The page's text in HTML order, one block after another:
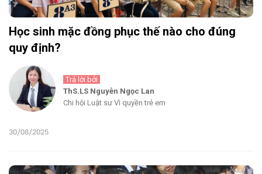
Học sinh mặc đồng phục thế nào cho đúng
quy định?
Trả lời bởi
ThS.LS Nguyễn Ngọc Lan
Chi hội Luật sư Vì quyền trẻ em
30/08/2025